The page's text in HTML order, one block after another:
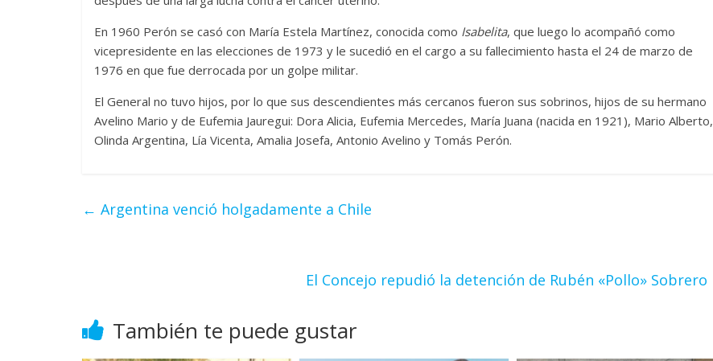
En 1960 Perón se casó con María Estela Martínez, conocida como Isabelita, que luego lo acompañó como
vicepresidente en las elecciones de 1973 y le sucedió en el cargo a su fallecimiento hasta el 24 de marzo de
1976 en que fue derrocada por un golpe militar.
El General no tuvo hijos, por lo que sus descendientes más cercanos fueron sus sobrinos, hijos de su hermano
Avelino Mario y de Eufemia Jauregui: Dora Alicia, Eufemia Mercedes, María Juana (nacida en 1921), Mario Alberto,
Olinda Argentina, Lía Vicenta, Amalia Josefa, Antonio Avelino y Tomás Perón.
← Argentina venció holgadamente a Chile
El Concejo repudió la detención de Rubén «Pollo» Sobrero
También te puede gustar